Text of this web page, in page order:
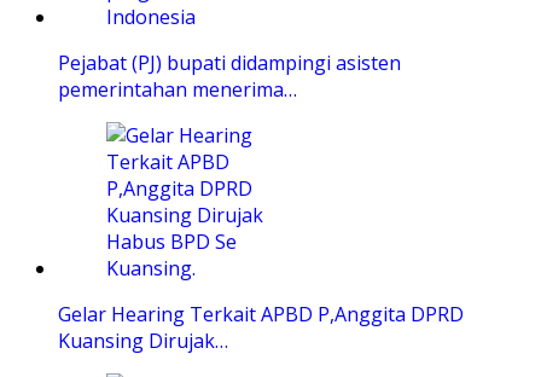
Pejabat (PJ) bupati didampingi asisten
pemerintahan menerima…
Gelar Hearing Terkait APBD P,Anggita DPRD
Kuansing Dirujak…